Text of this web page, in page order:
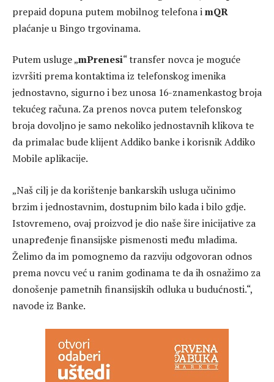
prepaid dopuna putem mobilnog telefona imQR
plaćanje u Bingo trgovinama.
Putem usluge „mPrenesi“ transfer novca je moguće
izvršiti prema kontaktima iz telefonskog imenika
jednostavno, sigurno i bez unosa 16-znamenkastog broja
tekućeg računa. Za prenos novca putem telefonskog
broja dovoljno je samo nekoliko jednostavnih klikova te
da primalac bude klijent Addiko banke i korisnik Addiko
Mobile aplikacije.
„Naš cilj je da korištenje bankarskih usluga učinimo
brzim i jednostavnim, dostupnim bilo kada i bilo gdje.
Istovremeno, ovaj proizvod je dio naše šire inicijative za
unapređenje finansijske pismenosti među mladima.
Želimo da im pomognemo da razviju odgovoran odnos
prema novcu već u ranim godinama te da ih osnažimo za
donošenje pametnih finansijskih odluka u budućnosti.“,
navode iz Banke.